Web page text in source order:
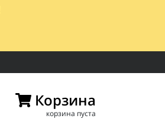
Корзина
корзина пуста